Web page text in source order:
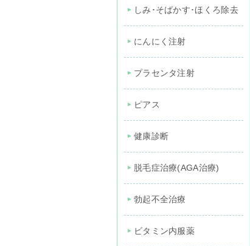
しみ･そばかす･ほくろ除去
にんにく注射
プラセンタ注射
ピアス
健康診断
脱毛症治療(AGA治療)
勃起不全治療
ビタミン内服薬